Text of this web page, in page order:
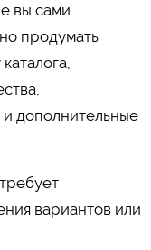
вы сами
продумать
дополнительные
вариантов или